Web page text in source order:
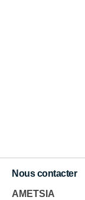
Nous contacter
AMETSIA